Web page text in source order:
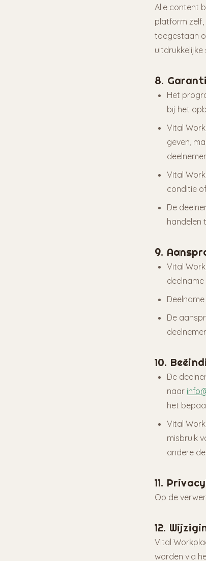
Alle content
platform
toegestaan
8.
Het
bij het
Vital
geven,
Vital
conditie
De
handelen
9.
Vital
De
10.
De
naar
het
Vital
misbruik
andere
11.
Op de
12.
Vital
worden via